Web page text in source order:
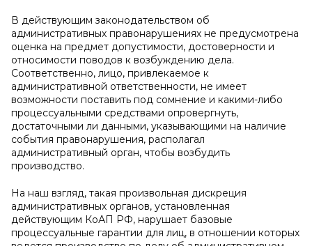
В действующим законодательством об
административных правонарушениях не предусмотрена
оценка на предмет допустимости, достоверности и
относимости поводов к возбуждению дела.
Соответственно, лицо, привлекаемое к
административной ответственности, не имеет
возможности поставить под сомнение и какими-либо
процессуальными средствами опровергнуть,
достаточными ли данными, указывающими на наличие
события правонарушения, располагал
административный орган, чтобы возбудить
производство.
На наш взгляд, такая произвольная дискреция
административных органов, установленная
действующим КоАП РФ, нарушает базовые
процессуальные гарантии для лиц, в отношении которых